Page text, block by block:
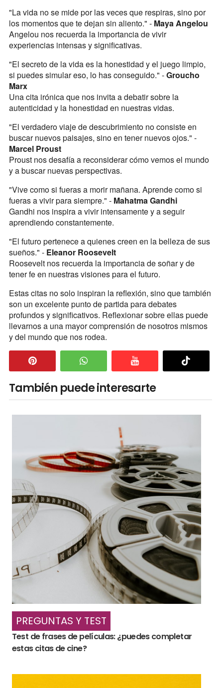
"La vida no se mide por las veces que respiras, sino por
los momentos que te dejan sin aliento." - Maya Angelou
Angelou nos recuerda la importancia de vivir
experiencias intensas y significativas.
"El secreto de la vida es la honestidad y el juego limpio,
si puedes simular eso, lo has conseguido." -Groucho
Marx
Una cita irónica que nos invita a debatir sobre la
autenticidad y la honestidad en nuestras vidas.
"El verdadero viaje de descubrimiento no consiste en
buscar nuevos paisajes, sino en tener nuevos ojos." -
Marcel Proust
Proust nos desafía a reconsiderar cómo vemos el mundo
y a buscar nuevas perspectivas.
"Vive como si fueras a morir mañana. Aprende como si
fueras a vivir para siempre." - Mahatma Gandhi
Gandhi nos inspira a vivir intensamente y a seguir
aprendiendo constantemente.
"El futuro pertenece a quienes creen en la belleza de sus
sueños." - Eleanor Roosevelt
Roosevelt nos recuerda la importancia de soñar y de
tener fe en nuestras visiones para el futuro.
Estas citas no solo inspiran la reflexión, sino que también
son un excelente punto de partida para debates
profundos y significativos. Reflexionar sobre ellas puede
llevarnos a una mayor comprensión de nosotros mismos
y del mundo que nos rodea.
También puede interesarte
PREGUNTAS Y TEST
Test de frases de películas: ¿puedes completar
estas citas de cine?